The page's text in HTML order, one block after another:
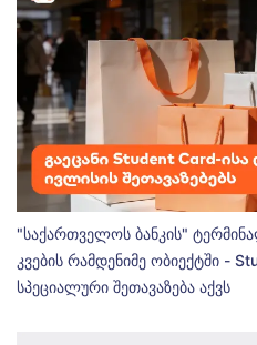
"საქართველოს ბანკის"
კვების რამდენიმე ობიექტში -
სპეციალური შეთავაზება აქვს